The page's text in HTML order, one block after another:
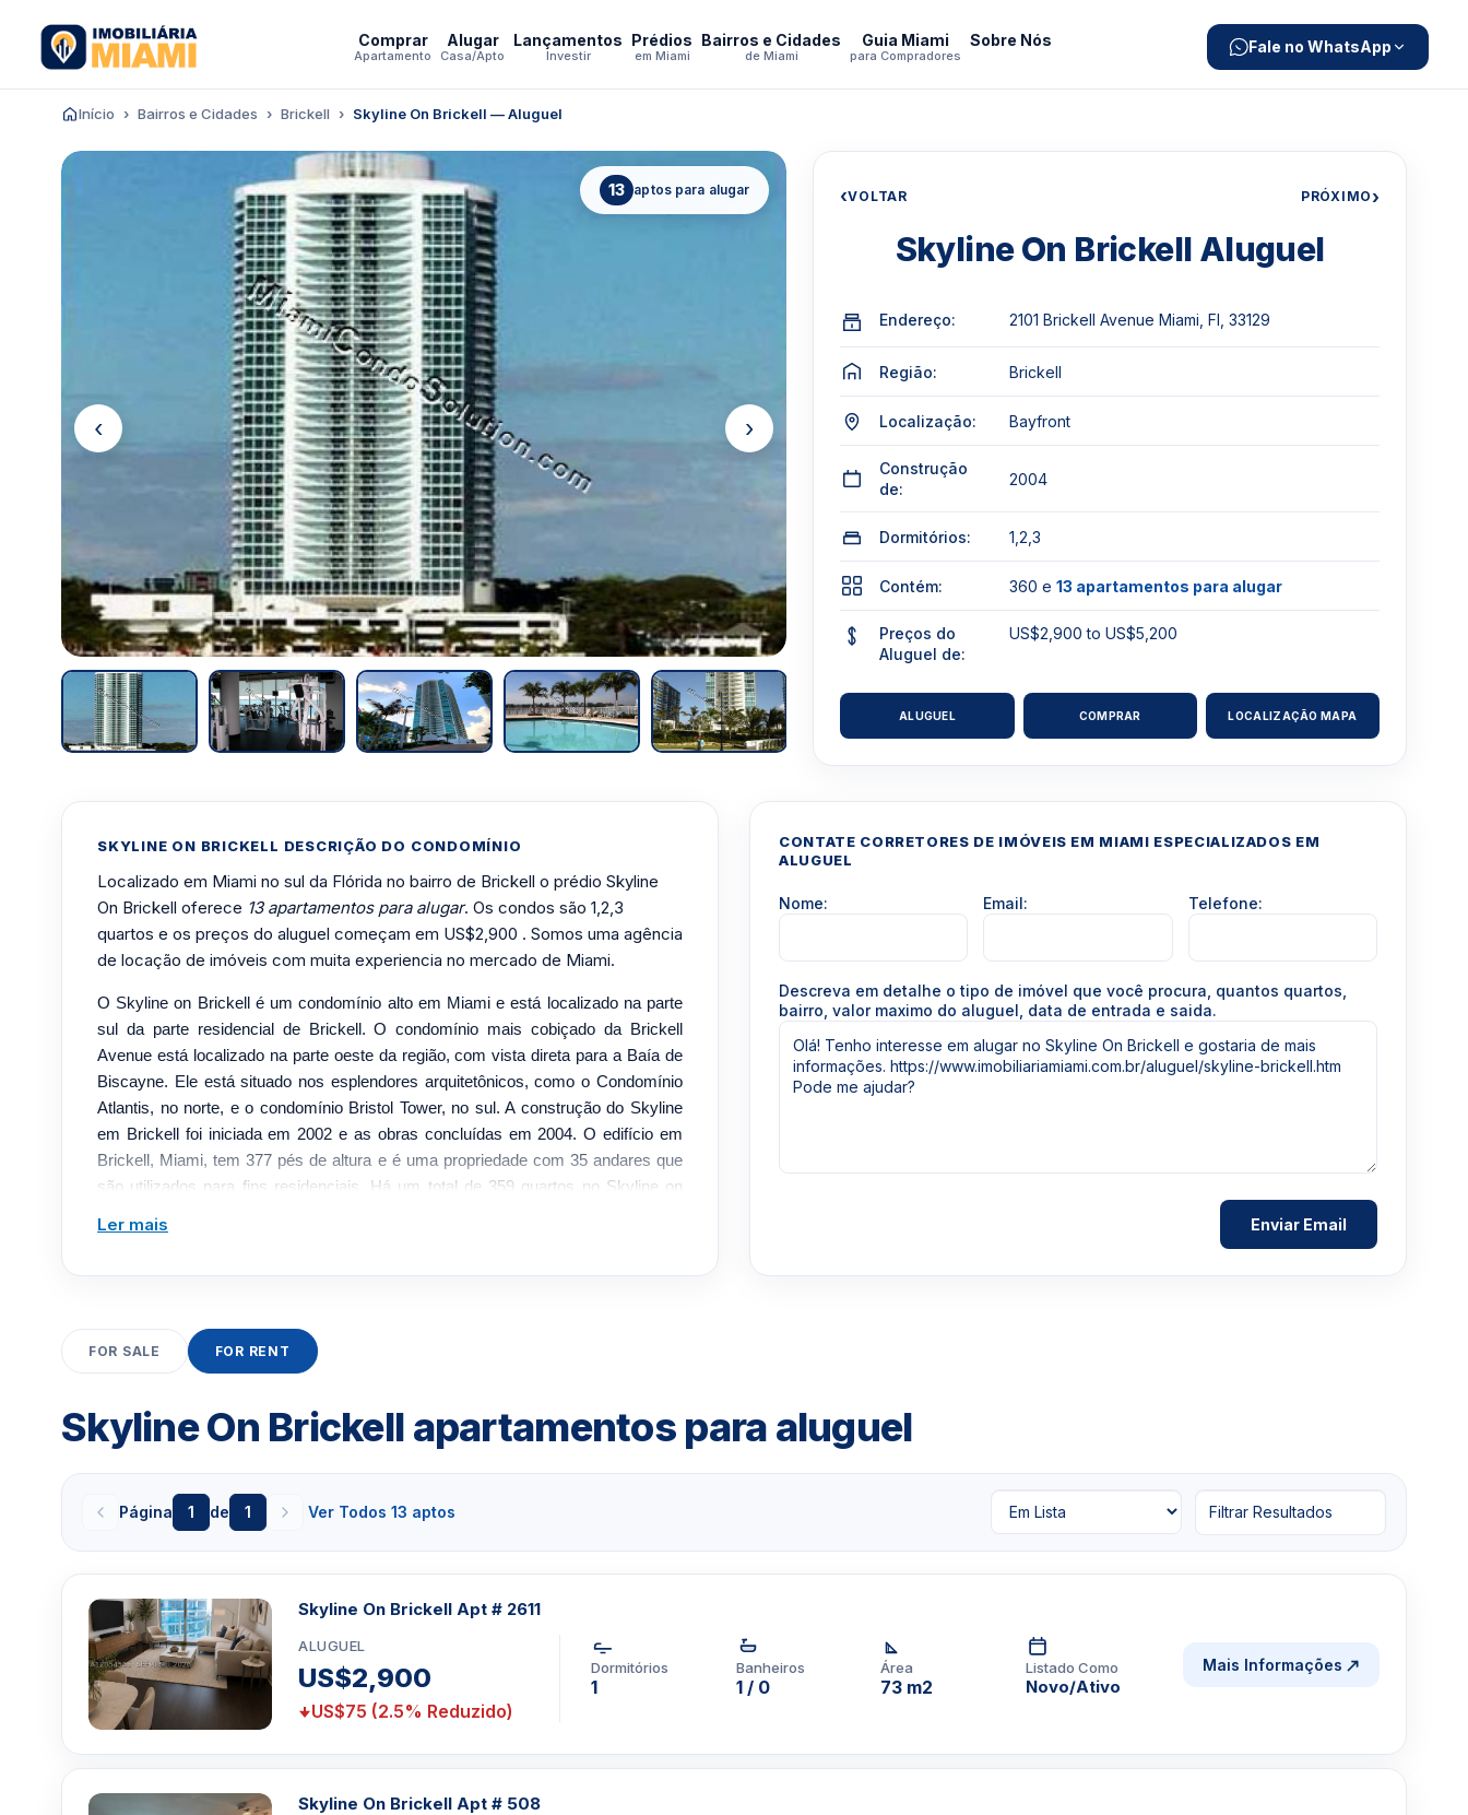
Comprar
Apartamento
Alugar
Casa/Apto
Lançamentos
Investir
Prédios
em Miami
Bairros e Cidades
de Miami
Guia Miami
para Compradores
Sobre Nós Fale no WhatsApp
Início Bairros e Cidades Brickell Skyline On Brickell — Aluguel
13 aptos para alugar
‹ ›
‹VOLTAR PRÓXIMO›
Skyline On Brickell Aluguel
Endereço: 2101 Brickell Avenue Miami, Fl, 33129
Região: Brickell
Localização: Bayfront
Construção
de:
2004
Dormitórios: 1,2,3
Contém: 360 e13 apartamentos para alugar
Preços do
Aluguel de:
US$2,900 to US$5,200
ALUGUEL COMPRAR LOCALIZAÇÃO MAPA
SKYLINE ON BRICKELL DESCRIÇÃO DO CONDOMÍNIO
Localizado em Miami no sul da Flórida no bairro de Brickell o prédio Skyline
On Brickell oferece 13 apartamentos para alugar. Os condos são 1,2,3
quartos e os preços do aluguel começam em US$2,900 . Somos uma agência
de locação de imóveis com muita experiencia no mercado de Miami.
O Skyline on Brickell é um condomínio alto em Miami e está localizado na parte
sul da parte residencial de Brickell. O condomínio mais cobiçado da Brickell
Avenue está localizado na parte oeste da região, com vista direta para a Baía de
Biscayne. Ele está situado nos esplendores arquitetônicos, como o Condomínio
Atlantis, no norte, e o condomínio Bristol Tower, no sul. A construção do Skyline
em Brickell foi iniciada em 2002 e as obras concluídas em 2004. O edifício em
Brickell, Miami, tem 377 pés de altura e é uma propriedade com 35 andares que
são utilizados para fins residenciais. Há um total de 359 quartos no Skyline on
Brickell Bay Village, este condomínio Brickell marca o início de uma nova série de
única de localização, comodidades e, finalmente, estilo. Esta é uma propriedade
de quartos individuais, duplos e triplos, coberturas e residências em torre. Skyline
O condomínio Skyline on Brickell é incomparável em termos de comodidades
manobrista, concierge, piscina, salão de festas, gaiola, spa e sauna, academia de
grandes janelas salientes, varandas de vidro transparente com grades, armários
italianos de madeira maciça, hall de entrada em mármore e banheiro principal.
Essa página e atualizada diariamente com alugueis com contrato de no
minimo de 3 a 12 meses. Esse condomínio que e localizado em Brickell pode
umtempo menor que 1 meses, entre aqui.
Ler mais
CONTATE CORRETORES DE IMÓVEIS EM MIAMI ESPECIALIZADOS EM
ALUGUEL
Nome: Email: Telefone:
Descreva em detalhe o tipo de imóvel que você procura, quantos quartos,
bairro, valor maximo do aluguel, data de entrada e saida.
FOR SALE FOR RENT
Skyline On Brickell apartamentos para aluguel
Página 1 de 1 Ver Todos 13 aptos Filtrar Resultados
Skyline On Brickell Apt # 2611
ALUGUEL
US$2,900
US$75 (2.5% Reduzido)
Dormitórios
1
Banheiros
1 / 0
Área
73 m2
Listado Como
Novo/Ativo
Mais Informações
Skyline On Brickell Apt # 508